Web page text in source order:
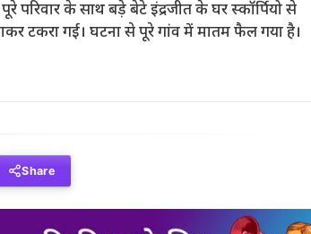
के साथ बड़े बेटे इंद्रजीत के घर स्कॉर्पियो से
टकरा गई। घटना से पूरे गांव में मातम फैल गया है।
Share